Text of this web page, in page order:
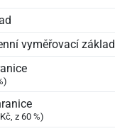
vyměřovací základ
z 60 %)